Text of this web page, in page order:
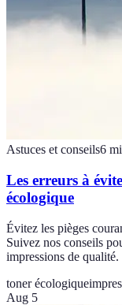
Astuces et conseils6
Les erreurs à
écologique
Évitez les pièges
Suivez nos conseils
impressions de qualité.
toner écologique
Aug 5